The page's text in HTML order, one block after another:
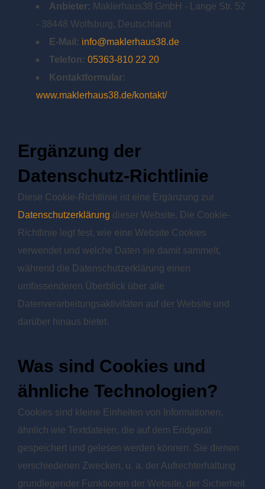
Anbieter: Maklerhaus38 GmbH - Lange Str. 52
- 38448 Wolfsburg, Deutschland
E-Mail: info@maklerhaus38.de
Telefon: 05363-810 22 20
Kontaktformular:
www.maklerhaus38.de/kontakt/
Ergänzung der
Datenschutz-Richtlinie
Diese Cookie-Richtlinie ist eine Ergänzung zur
Datenschutzerklärung dieser Website. Die Cookie-
Richtlinie legt fest, wie eine Website Cookies
verwendet und welche Daten sie damit sammelt,
während die Datenschutzerklärung einen
umfassenderen Überblick über alle
Datenverarbeitungsaktivitäten auf der Website und
darüber hinaus bietet.
Was sind Cookies und
ähnliche Technologien?
Cookies sind kleine Einheiten von Informationen,
ähnlich wie Textdateien, die auf dem Endgerät
gespeichert und gelesen werden können. Sie dienen
verschiedenen Zwecken, u. a. der Aufrechterhaltung
grundlegender Funktionen der Website, der Sicherheit